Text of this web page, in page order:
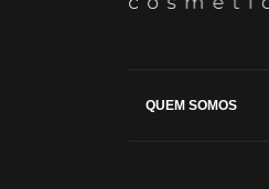
QUEM SOMOS